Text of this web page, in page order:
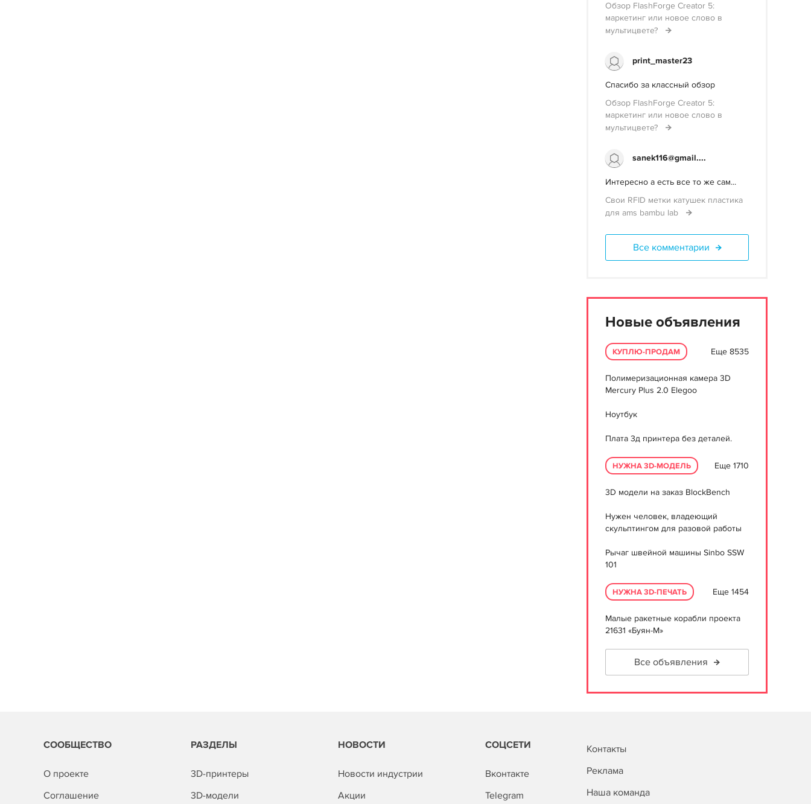
Обзор FlashForge Creator 5:
маркетинг или новое слово в
мультицвете?
print_master23
Спасибо за классный обзор
Обзор FlashForge Creator 5:
маркетинг или новое слово в
мультицвете?
sanek116@gmail....
Интересно а есть все то же сам...
Свои RFID метки катушек пластика
для ams bambu lab
Все комментарии
Новые объявления
КУПЛЮ-ПРОДАМ Еще 8535
Полимеризационная камера 3D
Mercury Plus 2.0 Elegoo
Ноутбук
Плата 3д принтера без деталей.
НУЖНА 3D-МОДЕЛЬ Еще 1710
3D модели на заказ BlockBench
Нужен человек, владеющий
скульптингом для разовой работы
Рычаг швейной машины Sinbo SSW
101
НУЖНА 3D-ПЕЧАТЬ Еще 1454
Малые ракетные корабли проекта
21631 «Буян-М»
Все объявления
СООБЩЕСТВО
О проекте
Соглашение
РАЗДЕЛЫ
3D-принтеры
3D-модели
НОВОСТИ
Новости индустрии
Акции
СОЦСЕТИ
Вконтакте
Telegram
Контакты
Реклама
Наша команда